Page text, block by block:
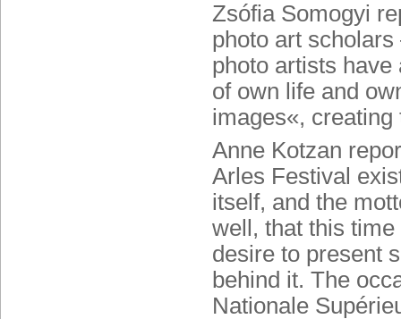
Zsófia Somogyi
photo art
photo artists
of own life and
images«, creating
Anne Kotzan
Arles Festival
itself, and the
well, that this
desire to present
behind it. The
Nationale